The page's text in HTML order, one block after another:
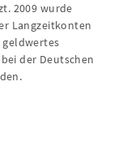
2009 wurde
Langzeitkonten
der Deutschen